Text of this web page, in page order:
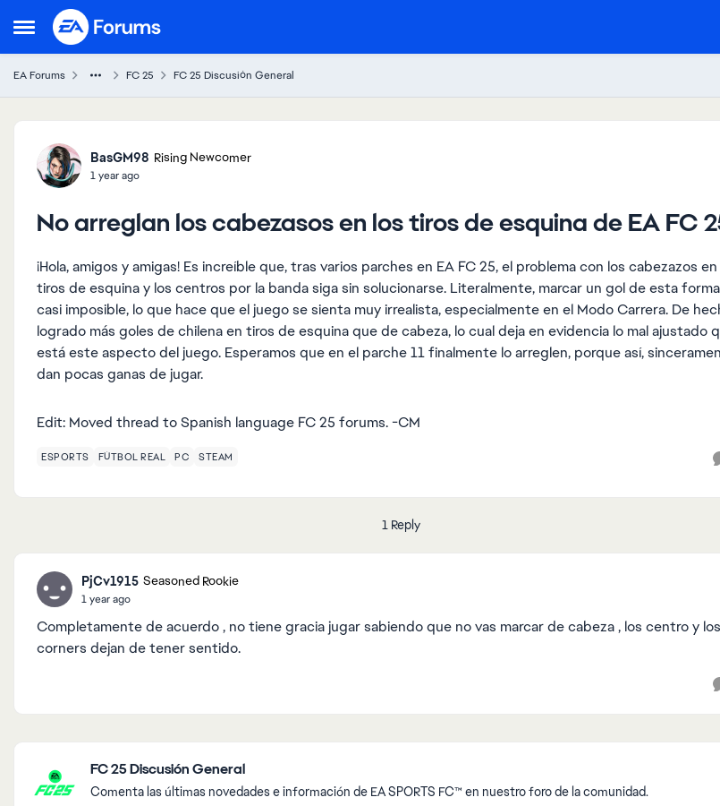
Open Side Menu
Skip to content
EA Forums FC 25 FC 25 Discusión General
Forum Discussion
BasGM98 Rising Newcomer
1 year ago
No arreglan los cabezasos en los tiros de esquina de EA FC
¡Hola, amigos y amigas! Es increíble que, tras varios parches en EA FC 25, el problema con los cabezazos en
tiros de esquina y los centros por la banda siga sin solucionarse. Literalmente, marcar un gol de esta
casi imposible, lo que hace que el juego se sienta muy irrealista, especialmente en el Modo Carrera. De
logrado más goles de chilena en tiros de esquina que de cabeza, lo cual deja en evidencia lo mal ajustado
está este aspecto del juego. Esperamos que en el parche 11 finalmente lo arreglen, porque así,
dan pocas ganas de jugar.
Edit: Moved thread to Spanish language FC 25 forums. -CM
ESPORTS FÚTBOL REAL PC STEAM
1 Reply
PjCv1915 Seasoned Rookie
1 year ago
Completamente de acuerdo , no tiene gracia jugar sabiendo que no vas marcar de cabeza , los centro y los
corners dejan de tener sentido.
FC 25 Discusión General
Comenta las últimas novedades e información de EA SPORTS FC™ en nuestro foro de la comunidad.